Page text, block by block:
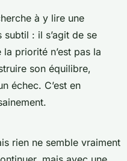
à y lire une
: il s’agit de se
priorité n’est pas la
son équilibre,
échec. C’est en
rien ne semble vraiment